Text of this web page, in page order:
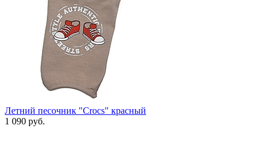
Летний песочник "Crocs" красный
1 090 руб.